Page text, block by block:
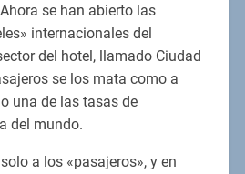
se han abierto las
internacionales del
del hotel, llamado Ciudad
se los mata como a
una de las tasas de
del mundo.
a los «pasajeros», y en